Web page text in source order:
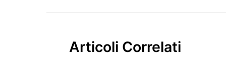
Articoli Correlati